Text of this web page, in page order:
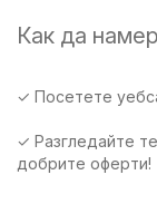
Как да
✓ Посетете
✓ Разгледайте
добрите оферти!